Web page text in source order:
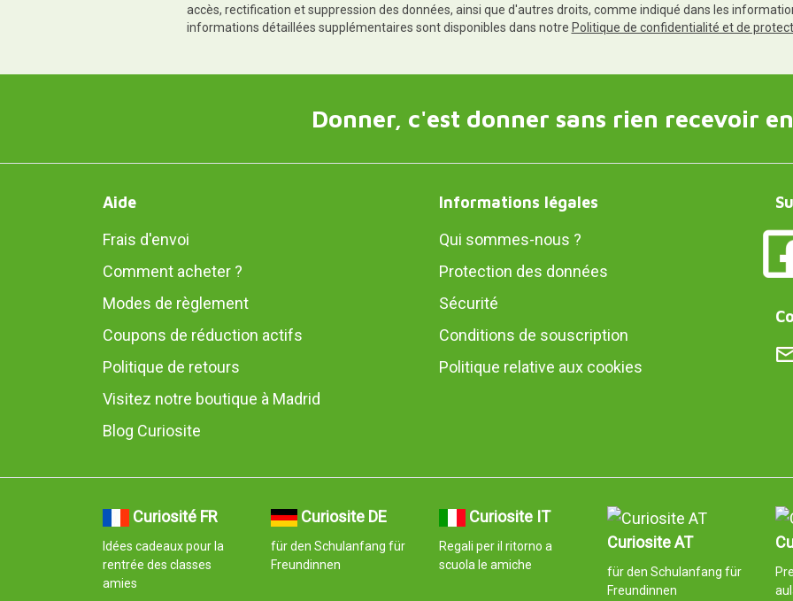
accès, rectification et suppression des données, ainsi que d'autres droits, comme indiqué dans les
informations détaillées supplémentaires sont disponibles dans notre Politique de confidentialité et de
Donner, c'est donner sans rien recevoir
Aide
Frais d'envoi
Comment acheter ?
Modes de règlement
Coupons de réduction actifs
Politique de retours
Visitez notre boutique à Madrid
Blog Curiosite
Informations légales
Qui sommes-nous ?
Protection des données
Sécurité
Conditions de souscription
Politique relative aux cookies
Curiosité FR
Idées cadeaux pour la
rentrée des classes
amies
Curiosite DE
für den Schulanfang für
Freundinnen
Curiosite IT
Regali per il ritorno a
scuola le amiche
Curiosite AT
für den Schulanfang für
Freundinnen